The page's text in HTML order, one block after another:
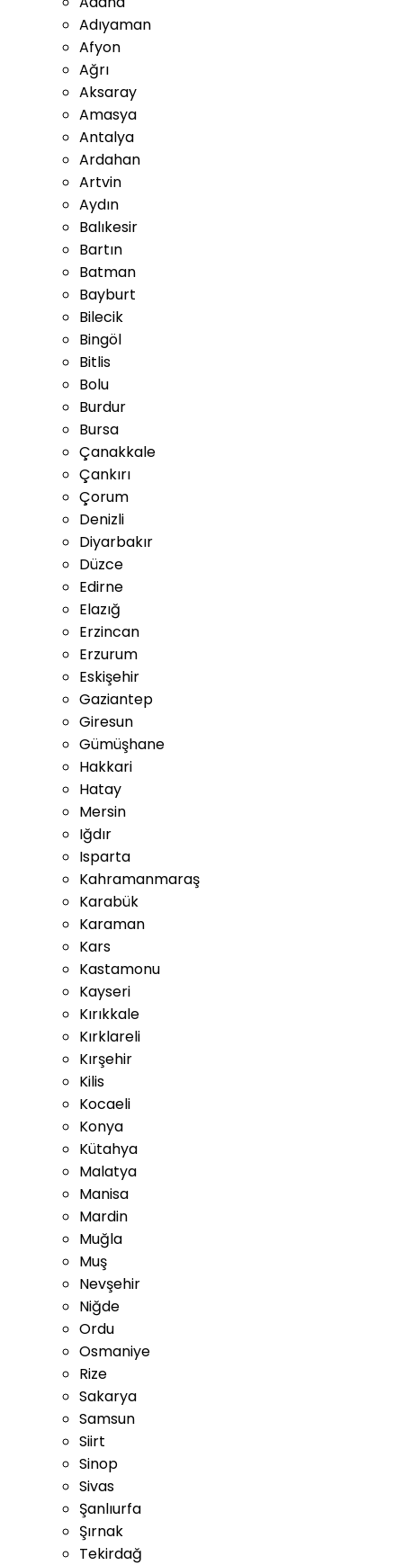
Adıyaman
Afyon
Ağrı
Aksaray
Amasya
Antalya
Ardahan
Artvin
Aydın
Balıkesir
Bartın
Batman
Bayburt
Bilecik
Bingöl
Bitlis
Bolu
Burdur
Bursa
Çanakkale
Çankırı
Çorum
Denizli
Diyarbakır
Düzce
Edirne
Elazığ
Erzincan
Erzurum
Eskişehir
Gaziantep
Giresun
Gümüşhane
Hakkari
Hatay
Mersin
Iğdır
Isparta
Kahramanmaraş
Karabük
Karaman
Kars
Kastamonu
Kayseri
Kırıkkale
Kırklareli
Kırşehir
Kilis
Kocaeli
Konya
Kütahya
Malatya
Manisa
Mardin
Muğla
Muş
Nevşehir
Niğde
Ordu
Osmaniye
Rize
Sakarya
Samsun
Siirt
Sinop
Sivas
Şanlıurfa
Şırnak
Tekirdağ